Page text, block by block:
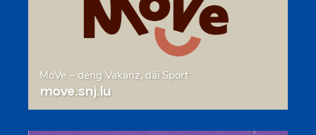
MoVe – deng Vakanz, däi Sport
move.snj.lu